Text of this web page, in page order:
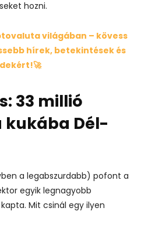
hozni.
világában – kövess
hírek, betekintések és
33 millió
kukába Dél-
a legabszurdabb) pofont a
egyik legnagyobb
Mit csinál egy ilyen